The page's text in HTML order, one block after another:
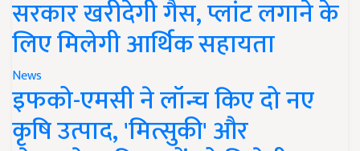
सरकार खरीदेगी गैस, प्लांट लगाने के
लिए मिलेगी आर्थिक सहायता
News
इफको-एमसी ने लॉन्च किए दो नए
कृषि उत्पाद, 'मित्सुकी' और